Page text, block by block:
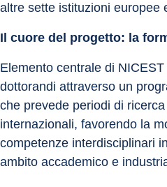
altre sette istituzioni europee
Il cuore del progetto: la
Elemento centrale di
dottorandi attraverso un
che prevede periodi di
internazionali, favorendo la
competenze interdisciplinari
ambito accademico e